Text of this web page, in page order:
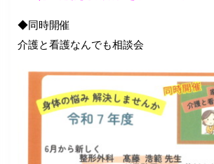
◆同時開催
介護と看護なんでも相談会